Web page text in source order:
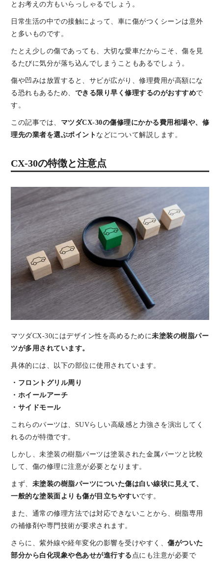
とお考えの方もいらっしゃるでしょう。
日常生活の中での接触によって、車に傷がつくシーンは意外
と多いものです。
たとえ少しの傷であっても、大切な愛車だからこそ、傷を見
るたびに気分が落ち込んでしまうこともあるでしょう。
傷や凹みは放置すると、サビが広がり、修理費用が高額にな
る恐れもあるため、 できる限り早く修理するのがおすすめで
す。
この記事では、 マツダCX-30の傷修理にかかる費用相場や、修
理先の業者を選ぶポイント などについて解説します。
CX-30の特徴と注意点
マツダCX-30にはデザイン性を高めるために未塗装の樹脂パー
ツが多用されています。
具体的には、以下の部位に使用されています。
・フロントグリル周り
・ホイールアーチ
・サイドモール
これらのパーツは、SUVらしい高級感と力強さを演出してく
れるのが特徴です。
しかし、未塗装の樹脂パーツは塗装された金属パーツと比較
して、傷の修理に注意が必要となります。
まず、 未塗装の樹脂パーツについた傷は白い線状に見えて、
一般的な塗装面よりも傷が目立ちやすいです。
また、通常の修理方法では対応できないことから、樹脂専用
の補修剤や専門技術が要求されます。
さらに、紫外線や経年変化の影響を受けやすく、 傷がついた
部分から白化現象や色あせが進行する 点にも注意が必要で